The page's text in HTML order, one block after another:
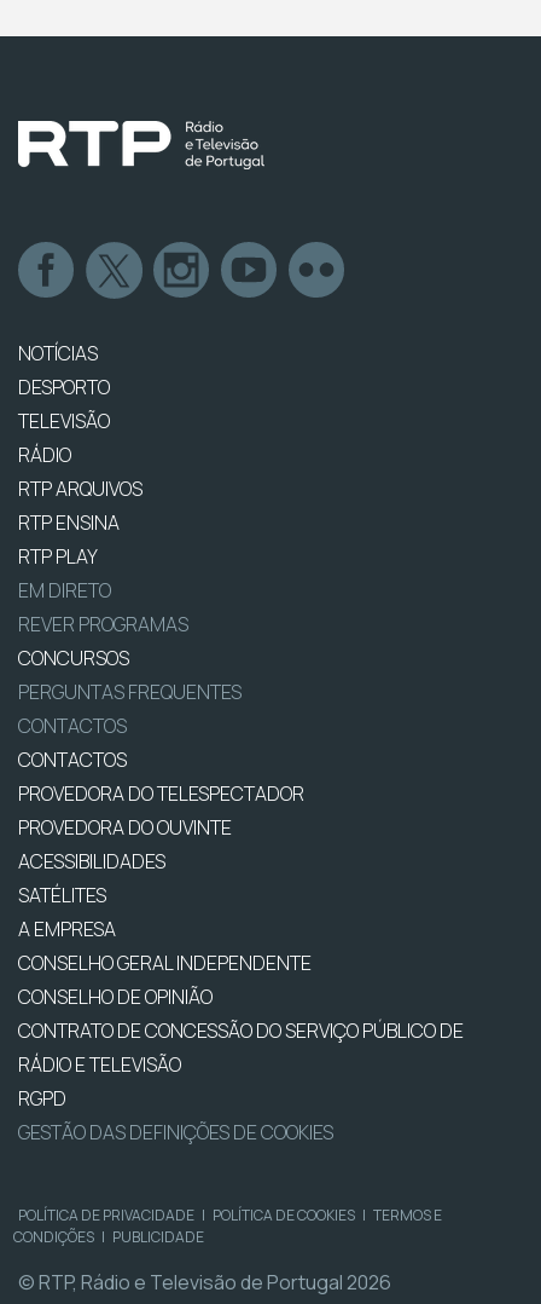
NOTÍCIAS
DESPORTO
TELEVISÃO
RÁDIO
RTP ARQUIVOS
RTP ENSINA
RTP PLAY
EM DIRETO
REVER PROGRAMAS
CONCURSOS
PERGUNTAS FREQUENTES
CONTACTOS
CONTACTOS
PROVEDORA DO TELESPECTADOR
PROVEDORA DO OUVINTE
ACESSIBILIDADES
SATÉLITES
A EMPRESA
CONSELHO GERAL INDEPENDENTE
CONSELHO DE OPINIÃO
CONTRATO DE CONCESSÃO DO SERVIÇO PÚBLICO DE
RÁDIO E TELEVISÃO
RGPD
GESTÃO DAS DEFINIÇÕES DE COOKIES
POLÍTICA DE PRIVACIDADE | POLÍTICA DE COOKIES | TERMOS E
CONDIÇÕES | PUBLICIDADE
© RTP, Rádio e Televisão de Portugal 2026